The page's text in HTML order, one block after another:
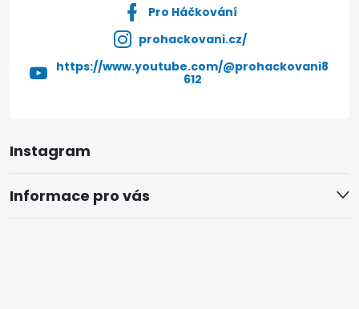
Instagram
Informace pro vás
Pro Háčkování
prohackovani.cz/
https://www.youtube.com/@prohackovani8
612